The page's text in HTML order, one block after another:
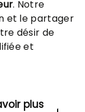
. Notre
et le partager
désir de
et
plus